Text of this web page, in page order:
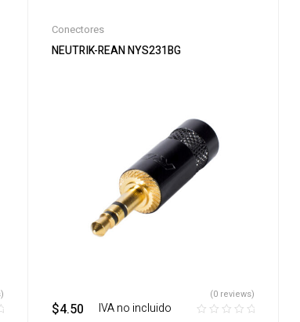
Conectores
NEUTRIK-REAN NYS231BG
$4.50 ‎ ‎ ‎ IVA no incluido
(0 reviews)